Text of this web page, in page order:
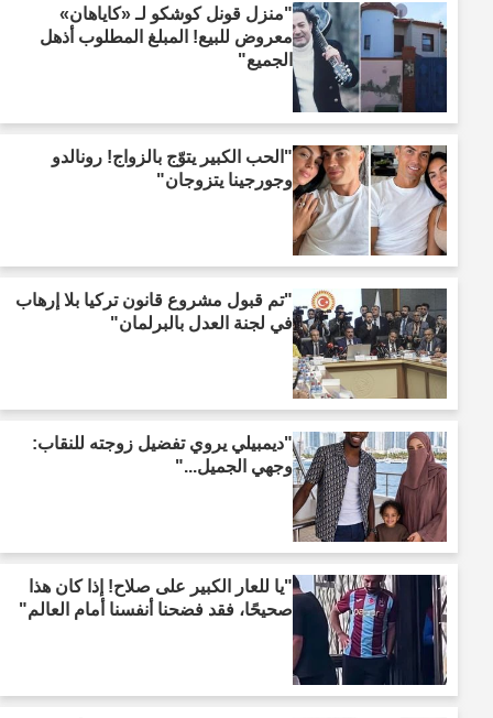
"منزل قونل كوشكو لـ «كاياهان»
معروض للبيع! المبلغ المطلوب أذهل
الجميع"
"الحب الكبير يتوّج بالزواج! رونالدو
وجورجينا يتزوجان"
"تم قبول مشروع قانون تركيا بلا إرهاب
في لجنة العدل بالبرلمان"
"ديمبيلي يروي تفضيل زوجته للنقاب:
وجهي الجميل..."
"يا للعار الكبير على صلاح! إذا كان هذا
صحيحًا، فقد فضحنا أنفسنا أمام العالم"